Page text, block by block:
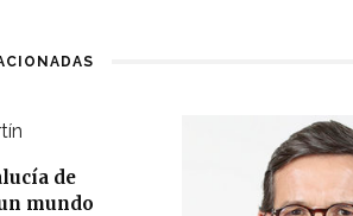
de
mundo